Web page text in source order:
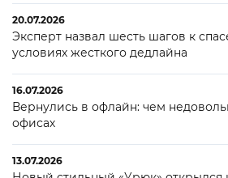
20.07.2026
Эксперт назвал шесть шагов к
условиях жесткого дедлайна
16.07.2026
Вернулись в офлайн: чем
офисах
13.07.2026